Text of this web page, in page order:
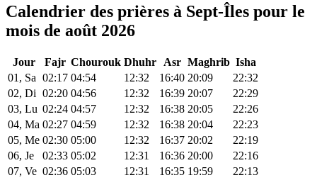
Calendrier des prières à Sept-Îles pour le
mois de août 2026
Jour Fajr Chourouk Dhuhr Asr Maghrib Isha
01, Sa 02:17 04:54 12:32 16:40 20:09
22:32
02, Di 02:20 04:56 12:32 16:39 20:07
22:29
03, Lu 02:24 04:57 12:32 16:38 20:05
22:26
04, Ma 02:27 04:59 12:32 16:38 20:04
22:23
05, Me 02:30 05:00 12:32 16:37 20:02
22:19
06, Je
02:33 05:02 12:31 16:36 20:00
22:16
07, Ve 02:36 05:03 12:31 16:35 19:59
22:13